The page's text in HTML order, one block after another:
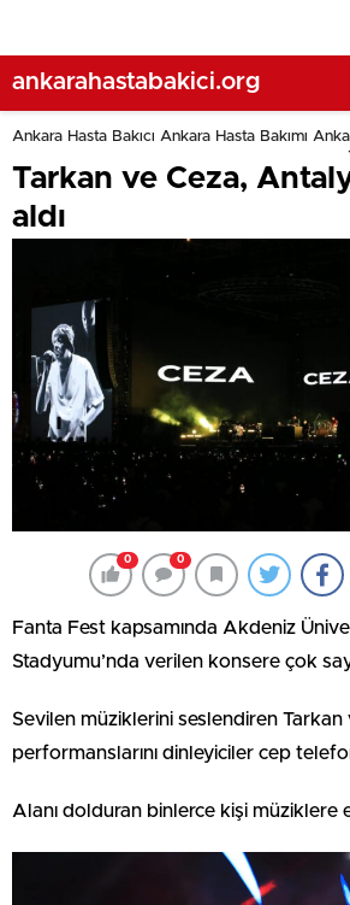
ankarahastabakici.org
Ankara Hasta Bakıcı Ankara Hasta Bakımı
Tarkan ve Ceza,
aldı
0 0
Fanta Fest kapsamında Akdeniz
Stadyumu’nda verilen konsere çok
Sevilen müziklerini seslendiren Tarkan
performanslarını dinleyiciler cep
Alanı dolduran binlerce kişi müziklere